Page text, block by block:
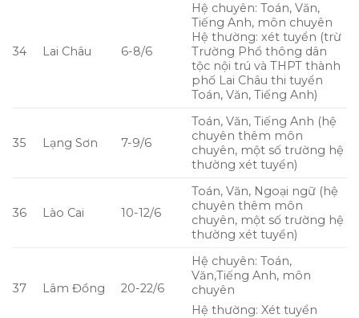
34 Lai Châu 6-8/6
Hệ chuyên: Toán, Văn,
Tiếng Anh, môn chuyên
Hệ thường: xét tuyển (trừ
Trường Phổ thông dân
tộc nội trú và THPT thành
phố Lai Châu thi tuyển
Toán, Văn, Tiếng Anh)
35 Lạng Sơn 7-9/6
Toán, Văn, Tiếng Anh (hệ
chuyên thêm môn
chuyên, một số trường hệ
thường xét tuyển)
36 Lào Cai 10-12/6
Toán, Văn, Ngoại ngữ (hệ
chuyên thêm môn
chuyên, một số trường hệ
thường xét tuyển)
37 Lâm Đồng 20-22/6
Hệ chuyên: Toán,
Văn,Tiếng Anh, môn
chuyên
Hệ thường: Xét tuyển